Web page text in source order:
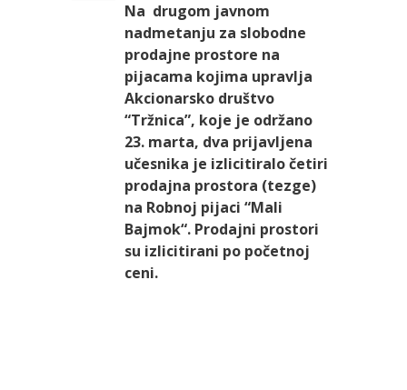
Na drugom javnom
nadmetanju za slobodne
prodajne prostore na
pijacama kojima upravlja
Akcionarsko društvo
“Tržnica”, koje je održano
23. marta, dva prijavljena
učesnika je izlicitiralo četiri
prodajna prostora (tezge)
na Robnoj pijaci “Mali
Bajmok“. Prodajni prostori
su izlicitirani po početnoj
ceni.